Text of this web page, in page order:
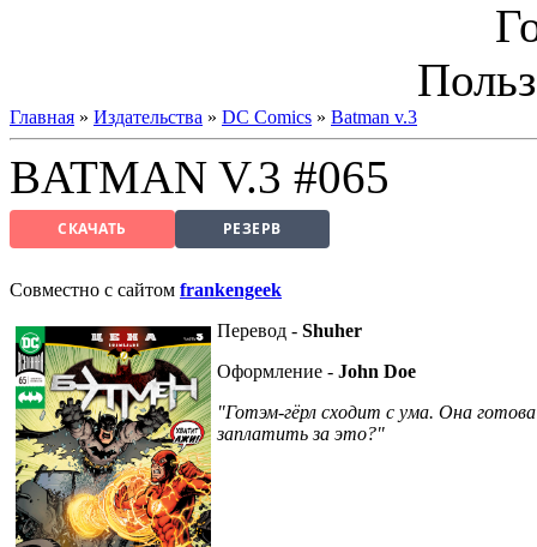
Главная » Издательства » DC Comics » Batman v.3
BATMAN V.3 #065
СКАЧАТЬ РЕЗЕРВ
Совместно с сайтом frankengeek
Перевод - Shuher
Оформление - John Doe
"Готэм-гёрл сходит с ума. Она
заплатить за это?"